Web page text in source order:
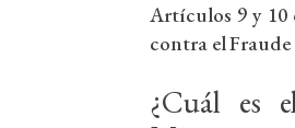
Artículos 9 y 10
contra el Fraude
¿Cuál es